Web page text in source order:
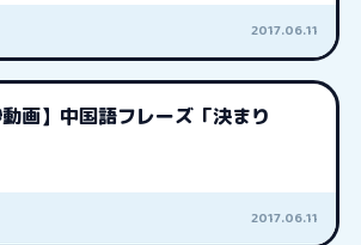
2017.06.11
動画】中国語フレーズ「決まり
2017.06.11